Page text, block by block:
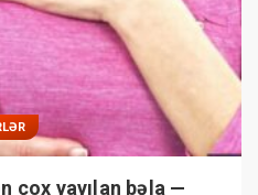
çox yayılan bəla —